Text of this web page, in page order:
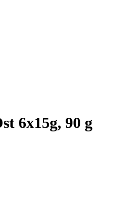
6x15g, 90 g